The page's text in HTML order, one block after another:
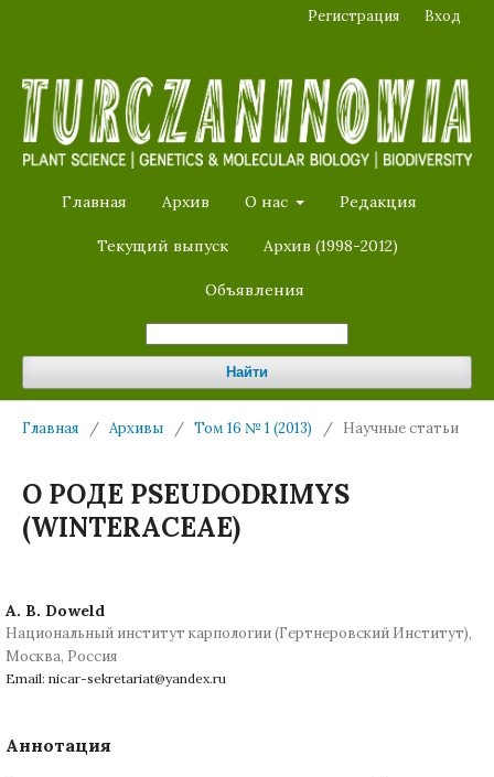
Главная Архив О нас Редакция
Текущий выпуск Архив (1998-2012)
Объявления
Найти
Регистрация Вход
Главная / Архивы / Том 16 № 1 (2013) / Научные статьи
О РОДЕ PSEUDODRIMYS
(WINTERACEAE)
A. B. Doweld
Национальный институт карпологии (Гертнеровский Институт),
Москва, Россия
Email: nicar-sekretariat@yandex.ru
Аннотация